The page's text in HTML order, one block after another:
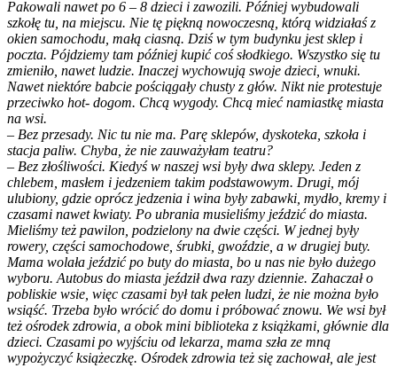
Pakowali nawet po 6 – 8 dzieci i zawozili. Później wybudowali
szkołę tu, na miejscu. Nie tę piękną nowoczesną, którą widziałaś z
okien samochodu, małą ciasną. Dziś w tym budynku jest sklep i
poczta. Pójdziemy tam później kupić coś słodkiego. Wszystko się tu
zmieniło, nawet ludzie. Inaczej wychowują swoje dzieci, wnuki.
Nawet niektóre babcie pościągały chusty z głów. Nikt nie protestuje
przeciwko hot- dogom. Chcą wygody. Chcą mieć namiastkę miasta
na wsi.
– Bez przesady. Nic tu nie ma. Parę sklepów, dyskoteka, szkoła i
stacja paliw. Chyba, że nie zauważyłam teatru?
– Bez złośliwości. Kiedyś w naszej wsi były dwa sklepy. Jeden z
chlebem, masłem i jedzeniem takim podstawowym. Drugi, mój
ulubiony, gdzie oprócz jedzenia i wina były zabawki, mydło, kremy i
czasami nawet kwiaty. Po ubrania musieliśmy jeździć do miasta.
Mieliśmy też pawilon, podzielony na dwie części. W jednej były
rowery, części samochodowe, śrubki, gwoździe, a w drugiej buty.
Mama wolała jeździć po buty do miasta, bo u nas nie było dużego
wyboru. Autobus do miasta jeździł dwa razy dziennie. Zahaczał o
pobliskie wsie, więc czasami był tak pełen ludzi, że nie można było
wsiąść. Trzeba było wrócić do domu i próbować znowu. We wsi był
też ośrodek zdrowia, a obok mini biblioteka z książkami, głównie dla
dzieci. Czasami po wyjściu od lekarza, mama szła ze mną
wypożyczyć książeczkę. Ośrodek zdrowia też się zachował, ale jest